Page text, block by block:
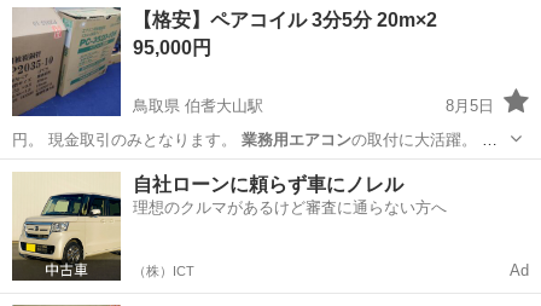
愛知 名古屋市 季節、空調家電 新品
【格安】ペアコイル 3分5分 20m×2
95,000円
鳥取県 伯耆大山駅
8月5日
円。 現金取引のみとなります。 業務用エアコンの取付に大活躍。 ご
検討のほどよろ…
鳥取 米子市 伯耆大山駅 季節、空調家電
業務用エアコン
自社ローンに頼らず車にノレル
理想のクルマがあるけど審査に通らない方へ
（株）ICT Ad